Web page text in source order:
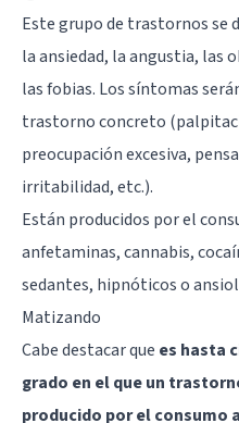
Este grupo de trastornos se
la ansiedad, la angustia, las
lasfobias. Los síntomas
trastorno concreto
preocupación excesiva,
irritabilidad, etc.).
Están producidos por el
anfetaminas, cannabis,
sedantes, hipnóticos o
Matizando
Cabe destacar que es hasta
grado en el que un
producido por el consumo